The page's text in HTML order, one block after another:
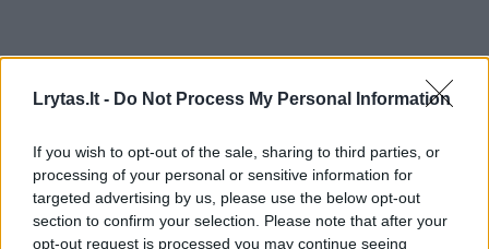
Lrytas.lt - Do Not Process My Personal Information
If you wish to opt-out of the sale, sharing to third parties, or
processing of your personal or sensitive information for
targeted advertising by us, please use the below opt-out
section to confirm your selection. Please note that after your
opt-out request is processed you may continue seeing
Sportas Futbolas
Po Vilniaus „Žalgirio“ sutriuškinimo
– klubo prezidento A. Tapino